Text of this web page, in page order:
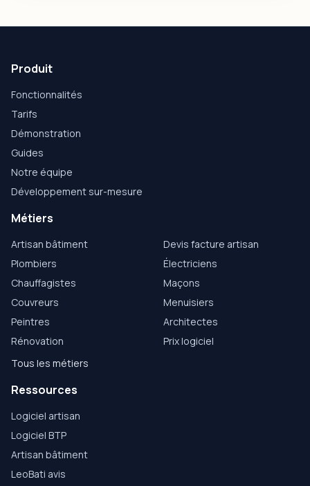
Produit
Fonctionnalités
Tarifs
Démonstration
Guides
Notre équipe
Développement sur-mesure
Métiers
Artisan bâtiment
Devis facture artisan
Plombiers
Électriciens
Chauffagistes
Maçons
Couvreurs
Menuisiers
Peintres
Architectes
Rénovation
Prix logiciel
Tous les métiers
Ressources
Logiciel artisan
Logiciel BTP
Artisan bâtiment
LeoBati avis